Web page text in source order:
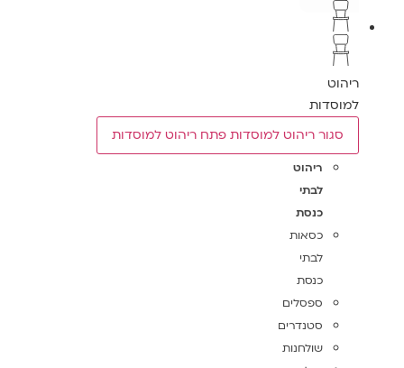
ריהוט
למוסדות
סגור ריהוט למוסדות פתח ריהוט למוסדות
ריהוט
לבתי
כנסת
כסאות
לבתי
כנסת
ספסלים
סטנדרים
שולחנות